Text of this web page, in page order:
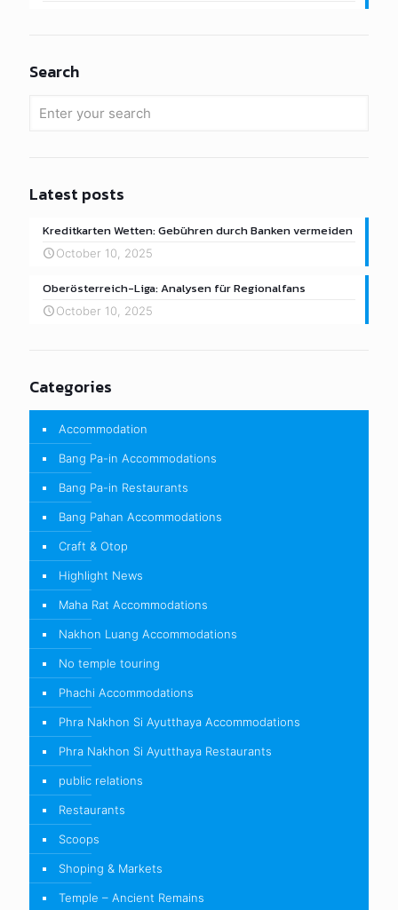
Search
Latest posts
Kreditkarten Wetten: Gebühren durch Banken vermeiden
October 10, 2025
Oberösterreich-Liga: Analysen für Regionalfans
October 10, 2025
Categories
Accommodation
Bang Pa-in Accommodations
Bang Pa-in Restaurants
Bang Pahan Accommodations
Craft & Otop
Highlight News
Maha Rat Accommodations
Nakhon Luang Accommodations
No temple touring
Phachi Accommodations
Phra Nakhon Si Ayutthaya Accommodations
Phra Nakhon Si Ayutthaya Restaurants
public relations
Restaurants
Scoops
Shoping & Markets
Temple – Ancient Remains